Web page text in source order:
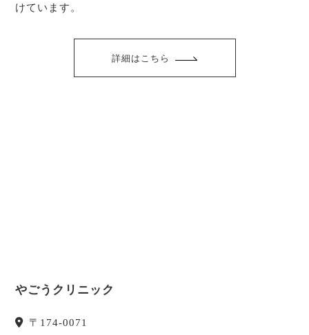
けています。
詳細はこちら
やごうクリニック
〒 174-0071